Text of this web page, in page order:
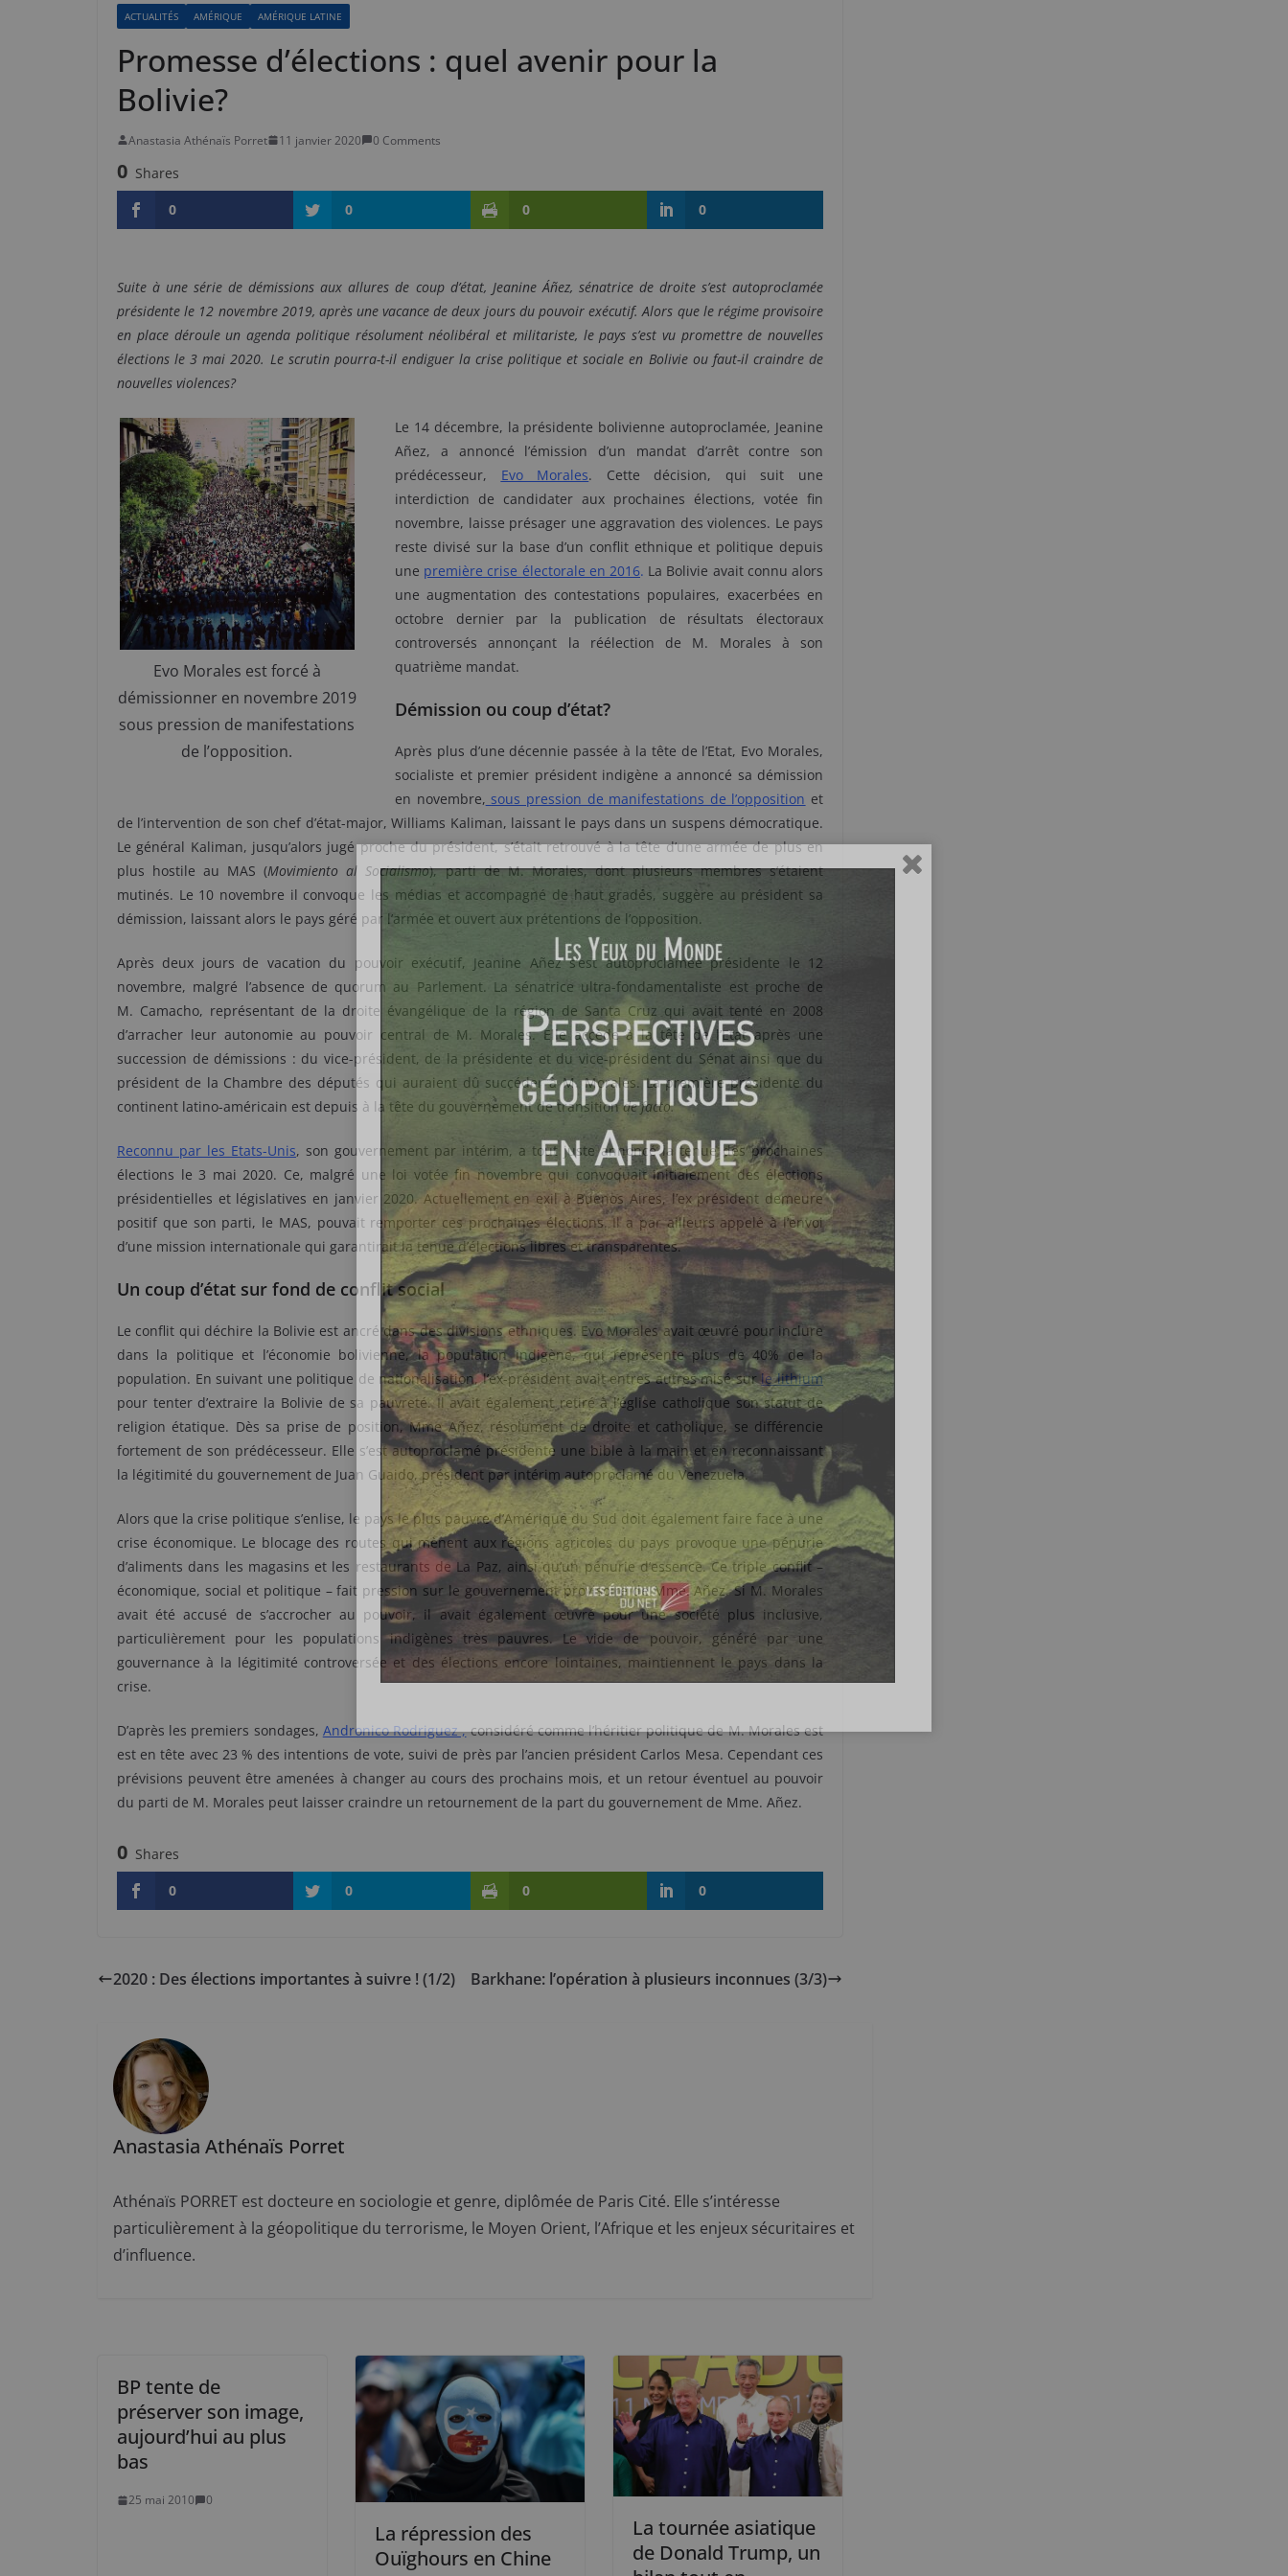
ACTUALITÉS AMÉRIQUE AMÉRIQUE LATINE
Promesse d’élections : quel avenir pour la
Bolivie?
Anastasia Athénaïs Porret 11 janvier 2020 0 Comments
0 Shares
0
0 0 0
Suite à une série de démissions aux allures de coup d’état, JeanineÁñez, sénatrice de droite s’est autoproclamée
présidente le 12 novembre 2019, après une vacance de deux jours du pouvoir exécutif. Alors que le régime provisoire
en place déroule un agenda politique résolument néolibéral et militariste, le pays s’est vu promettre de nouvelles
élections le 3 mai 2020. Le scrutin pourra-t-il endiguer la crise politique et sociale en Bolivie ou faut-il craindre de
nouvelles violences?
Evo Morales est forcé à
démissionner en novembre 2019
sous pression de manifestations
de l’opposition.
Le 14 décembre, la présidente bolivienne autoproclamée, Jeanine
Añez, a annoncé l’émission d’un mandat d’arrêt contre son
prédécesseur, Evo Morales. Cette décision, qui suit une
interdiction de candidater aux prochaines élections, votée fin
novembre, laisse présager une aggravation des violences. Le pays
reste divisé sur la base d’un conflit ethnique et politique depuis
une première crise électorale en 2016. La Bolivie avait connu alors
une augmentation des contestations populaires, exacerbées en
octobre dernier par la publication de résultats électoraux
controversés annonçant la réélection de M. Morales à son
quatrième mandat.
Démission ou coup d’état?
Après plus d’une décennie passée à la tête de l’Etat, Evo Morales,
socialiste et premier président indigène a annoncé sa démission
en novembre, sous pression de manifestations de l’opposition et
de l’intervention de son chef d’état-major, Williams Kaliman, laissant le pays dans un suspens démocratique.
Le général Kaliman, jusqu’alors jugé proche du président, s’était retrouvé à la tête d’une armée de plus en
plus hostile au MAS (Movimiento al Socialismo), parti de M. Morales, dont plusieurs membres s’étaient
mutinés. Le 10 novembre il convoque les médias et accompagné de haut gradés, suggère au président sa
démission, laissant alors le pays géré par l’armée et ouvert aux prétentions de l’opposition.
Après deux jours de vacation du pouvoir exécutif, Jeanine Añez s’est autoproclamée présidente le 12
novembre, malgré l’absence de quorum au Parlement. La sénatrice ultra-fondamentaliste est proche de
M. Camacho, représentant de la droite évangélique de la région de Santa Cruz qui avait tenté en 2008
d’arracher leur autonomie au pouvoir central de M. Morales. Elle accède à la tête de l’Etat après une
succession de démissions : du vice-président, de la présidente et du vice-président du Sénat ainsi que du
président de la Chambre des députés qui auraient dû succéder à M. Morales. La première présidente du
continent latino-américain est depuis à la tête du gouvernement de transitionde facto.
Reconnu par les Etats-Unis, son gouvernement par intérim, a tout juste annoncé la tenue des prochaines
élections le 3 mai 2020. Ce, malgré une loi votée fin novembre qui convoquait initialement des élections
présidentielles et législatives en janvier 2020. Actuellement en exil à Buenos Aires, l’ex président demeure
positif que son parti, le MAS, pouvait remporter ces prochaines élections. Il a par ailleurs appelé à l’envoi
d’une mission internationale qui garantirait la tenue d’élections libres et transparentes.
Un coup d’état sur fond de conflit social
Le conflit qui déchire la Bolivie est ancré dans des divisions ethniques. Evo Morales avait œuvré pour inclure
dans la politique et l’économie bolivienne, la population indigène, qui représente plus de 40% de la
population. En suivant une politique de nationalisation, l’ex-président avait entres autres misé surle lithium
pour tenter d’extraire la Bolivie de sa pauvreté. Il avait également retiré à l’église catholique son statut de
religion étatique. Dès sa prise de position, Mme Añez, résolument de droite et catholique, se différencie
fortement de son prédécesseur. Elle s’est autoproclamé présidente une bible à la main et en reconnaissant
la légitimité du gouvernement de Juan Guaido, président par intérim autoproclamé du Venezuela.
Alors que la crise politique s’enlise, le pays le plus pauvre d’Amérique du Sud doit également faire face à une
crise économique. Le blocage des routes qui mènent aux régions agricoles du pays provoque une pénurie
d’aliments dans les magasins et les restaurants de La Paz, ainsi qu’un pénurie d’essence. Ce triple conflit –
économique, social et politique – fait pression sur le gouvernement provisoire de Mme. Añez. Si M. Morales
avait été accusé de s’accrocher au pouvoir, il avait également œuvré pour une société plus inclusive,
particulièrement pour les populations indigènes très pauvres. Le vide de pouvoir, généré par une
gouvernance à la légitimité controversée et des élections encore lointaines, maintiennent le pays dans la
crise.
D’après les premiers sondages, Andronico Rodriguez ,considéré comme l’héritier politique de M. Morales est
est en tête avec 23 % des intentions de vote, suivi de près par l’ancien président Carlos Mesa. Cependant ces
prévisions peuvent être amenées à changer au cours des prochains mois, et un retour éventuel au pouvoir
du parti de M. Morales peut laisser craindre un retournement de la part du gouvernement de Mme. Añez.
0 Shares
0
0 0 0
2020 : Des élections importantes à suivre ! (1/2) Barkhane: l’opération à plusieurs inconnues (3/3)
Anastasia Athénaïs Porret
Athénaïs PORRET est docteure en sociologie et genre, diplômée de Paris Cité. Elle s’intéresse
particulièrement à la géopolitique du terrorisme, le Moyen Orient, l’Afrique et les enjeux sécuritaires et
d’influence.
BP tente de
préserver son image,
aujourd’hui au plus
bas
25 mai 2010 0
La répression des
Ouïghours en Chine
La tournée asiatique
de Donald Trump, un